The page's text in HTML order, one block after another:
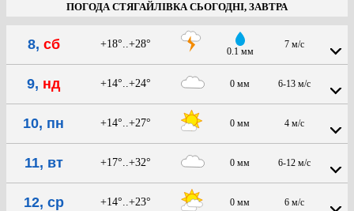
ПОГОДА СТЯГАЙЛІВКА СЬОГОДНІ, ЗАВТРА
8, сб +18°..+28°
0.1 мм
7 м/с
9, нд +14°..+24° 0 мм 6-13 м/с
10, пн +14°..+27° 0 мм 4 м/с
11, вт +17°..+32° 0 мм 6-12 м/с
12, ср +14°..+23° 0 мм 6 м/с